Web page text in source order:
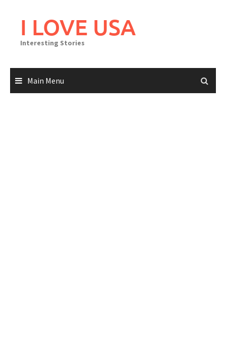
I LOVE USA
Interesting Stories
Main Menu